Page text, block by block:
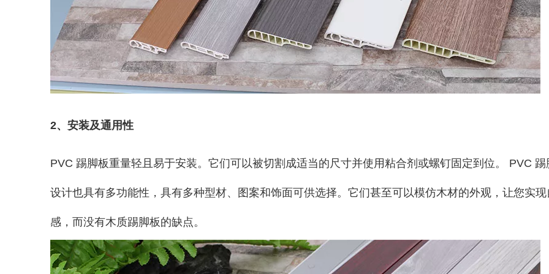
2、安装及通用性
PVC 踢脚板重量轻且易于安装。它们可以被切割成适当的尺寸并使用粘合剂或螺钉固定到位。 PVC 踢
设计也具有多功能性，具有多种型材、图案和饰面可供选择。它们甚至可以模仿木材的外观，让您实现
感，而没有木质踢脚板的缺点。